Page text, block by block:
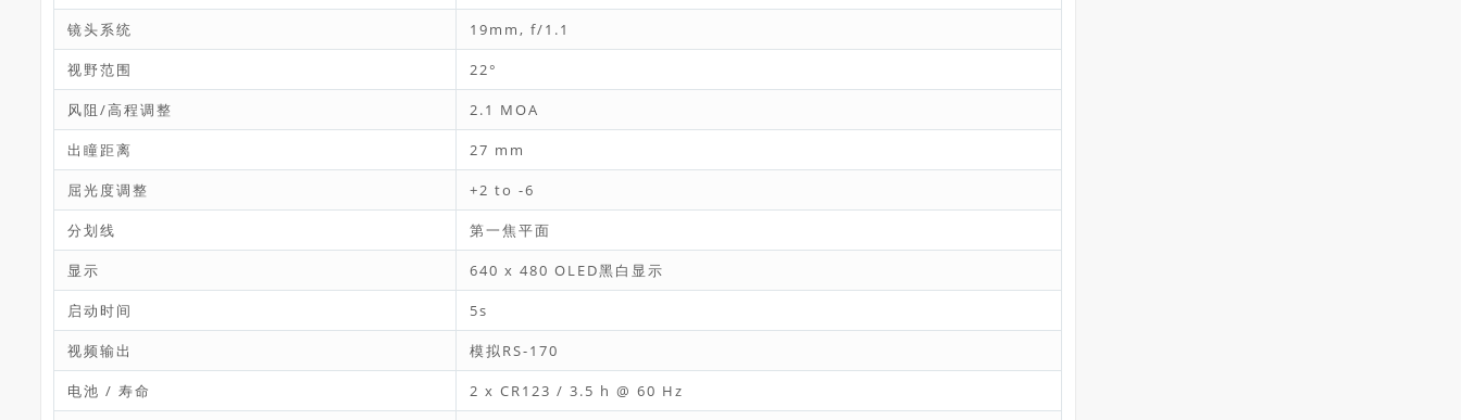
镜头系统 19mm, f/1.1
视野范围 22°
风阻/高程调整 2.1 MOA
出瞳距离 27 mm
屈光度调整 +2 to -6
分划线 第一焦平面
显示 640 x 480 OLED黑白显示
启动时间 5s
视频输出 模拟RS-170
电池 / 寿命 2 x CR123 / 3.5 h @ 60 Hz